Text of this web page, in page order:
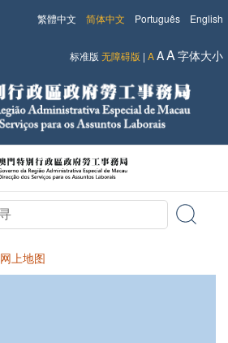
English
Português
简体中文
繁體中文
标准版 无障碍版 | AAA字体大小
网上地图